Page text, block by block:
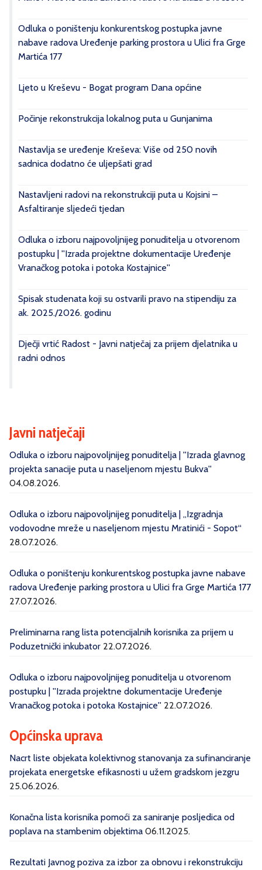
Odluka o poništenju konkurentskog postupka javne
nabave radova Uređenje parking prostora u Ulici fra Grge
Martića 177
Ljeto u Kreševu - Bogat program Dana općine
Počinje rekonstrukcija lokalnog puta u Gunjanima
Nastavlja se uređenje Kreševa: Više od 250 novih
sadnica dodatno će uljepšati grad
Nastavljeni radovi na rekonstrukciji puta u Kojsini –
Asfaltiranje sljedeći tjedan
Odluka o izboru najpovoljnijeg ponuditelja u otvorenom
postupku | ''Izrada projektne dokumentacije Uređenje
Vranačkog potoka i potoka Kostajnice''
Spisak studenata koji su ostvarili pravo na stipendiju za
ak. 2025./2026. godinu
Dječji vrtić Radost - Javni natječaj za prijem djelatnika u
radni odnos
Javni natječaji
Odluka o izboru najpovoljnijeg ponuditelja | ''Izrada glavnog
projekta sanacije puta u naseljenom mjestu Bukva''
04.08.2026.
Odluka o izboru najpovoljnijeg ponuditelja | „Izgradnja
vodovodne mreže u naseljenom mjestu Mratinići - Sopot“
28.07.2026.
Odluka o poništenju konkurentskog postupka javne nabave
radova Uređenje parking prostora u Ulici fra Grge Martića 177
27.07.2026.
Preliminarna rang lista potencijalnih korisnika za prijem u
Poduzetnički inkubator 22.07.2026.
Odluka o izboru najpovoljnijeg ponuditelja u otvorenom
postupku | ''Izrada projektne dokumentacije Uređenje
Vranačkog potoka i potoka Kostajnice'' 22.07.2026.
Općinska uprava
Nacrt liste objekata kolektivnog stanovanja za sufinanciranje
projekata energetske efikasnosti u užem gradskom jezgru
25.06.2026.
Konačna lista korisnika pomoći za saniranje posljedica od
poplava na stambenim objektima 06.11.2025.
Rezultati Javnog poziva za izbor za obnovu i rekonstrukciju